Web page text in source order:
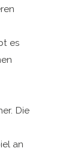
es
Die
an